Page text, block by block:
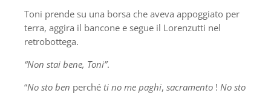
Toni prende su una borsa che aveva appoggiato per
terra, aggira il bancone e segue il Lorenzutti nel
retrobottega.
“Non stai bene, Toni”.
“No sto ben perché ti no me paghi, sacramento ! No sto